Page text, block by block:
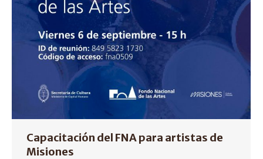
Capacitación del FNA para artistas de
Misiones